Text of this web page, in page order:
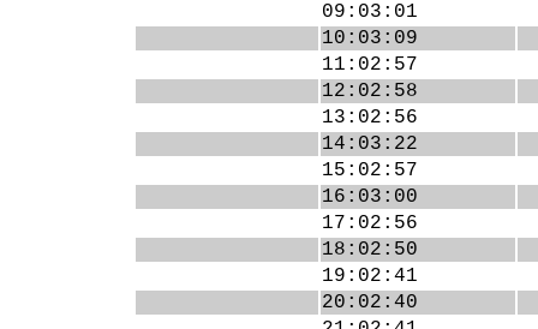
09:03:01
10:03:09
11:02:57
12:02:58
13:02:56
14:03:22
15:02:57
16:03:00
17:02:56
18:02:50
19:02:41
20:02:40